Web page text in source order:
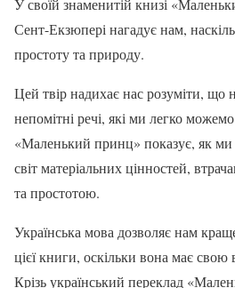
У своїй знаменитій книзі
Сент-Екзюпері нагадує нам,
простоту та природу.
Цей твір надихає нас розуміти, що
непомітні речі, які ми легко
«Маленький принц» показує, як ми
світ матеріальних цінностей,
та простотою.
Українська мова дозволяє нам
цієї книги, оскільки вона має
Крізь український переклад